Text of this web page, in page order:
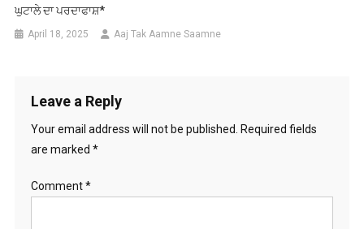
ਘੁਟਾਲੇ ਦਾ ਪਰਦਾਫਾਸ਼*
April 18, 2025 Aaj Tak Aamne Saamne
Leave a Reply
Your email address will not be published. Required fields
are marked *
Comment*